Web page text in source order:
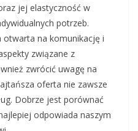
jej elastyczność w
potrzeb.
otwarta na komunikację i
związane z
zwrócić uwagę na
oferta nie zawsze
Dobrze jest porównać
odpowiada naszym